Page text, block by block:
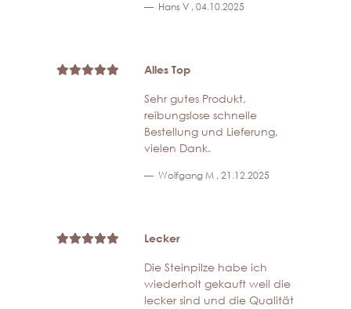
Hans V , 04.10.2025
Alles Top
Sehr gutes Produkt,
reibungslose schnelle
Bestellung und Lieferung,
vielen Dank.
Wolfgang M , 21.12.2025
Lecker
Die Steinpilze habe ich
wiederholt gekauft weil die
lecker sind und die Qualität